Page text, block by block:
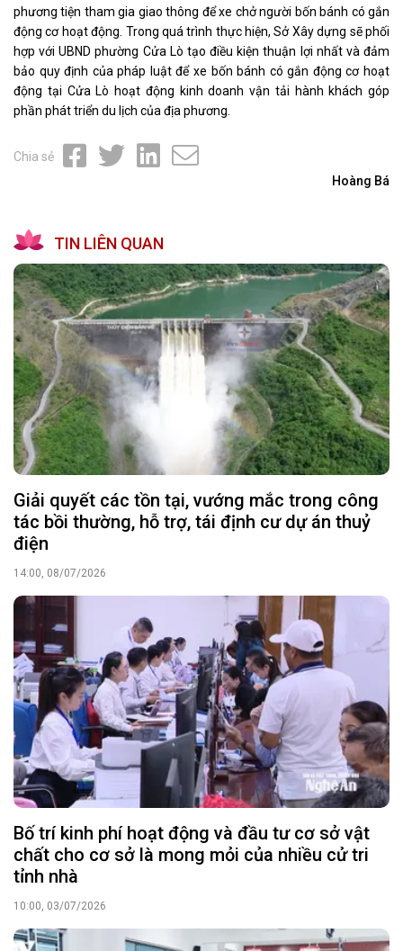
phương tiện tham gia giao thông để xe chở người bốn bánh có gắn
động cơ hoạt động. Trong quá trình thực hiện, Sở Xây dựng sẽ phối
hợp với UBND phường Cửa Lò tạo điều kiện thuận lợi nhất và đảm
bảo quy định của pháp luật để xe bốn bánh có gắn động cơ hoạt
động tại Cửa Lò hoạt động kinh doanh vận tải hành khách góp
phần phát triển du lịch của địa phương.
Chia sẻ
Hoàng Bá
TIN LIÊN QUAN
Giải quyết các tồn tại, vướng mắc trong công
tác bồi thường, hỗ trợ, tái định cư dự án thuỷ
điện
14:00, 08/07/2026
Bố trí kinh phí hoạt động và đầu tư cơ sở vật
chất cho cơ sở là mong mỏi của nhiều cử tri
tỉnh nhà
10:00, 03/07/2026